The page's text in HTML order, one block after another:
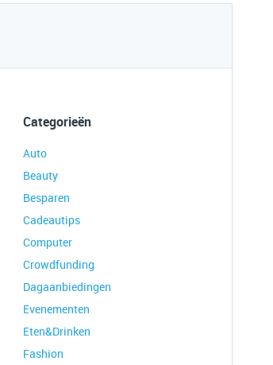
Categorieën
Auto
Beauty
Besparen
Cadeautips
Computer
Crowdfunding
Dagaanbiedingen
Evenementen
Eten&Drinken
Fashion